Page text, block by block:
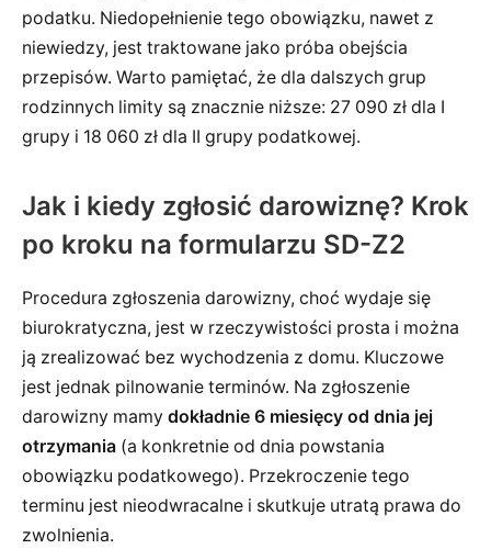
podatku. Niedopełnienie tego obowiązku, nawet z
niewiedzy, jest traktowane jako próba obejścia
przepisów. Warto pamiętać, że dla dalszych grup
rodzinnych limity są znacznie niższe: 27 090 zł dla I
grupy i 18 060 zł dla II grupy podatkowej.
Jak i kiedy zgłosić darowiznę? Krok
po kroku na formularzu SD-Z2
Procedura zgłoszenia darowizny, choć wydaje się
biurokratyczna, jest w rzeczywistości prosta i można
ją zrealizować bez wychodzenia z domu. Kluczowe
jest jednak pilnowanie terminów. Na zgłoszenie
darowizny mamy dokładnie 6 miesięcy od dnia jej
otrzymania (a konkretnie od dnia powstania
obowiązku podatkowego). Przekroczenie tego
terminu jest nieodwracalne i skutkuje utratą prawa do
zwolnienia.